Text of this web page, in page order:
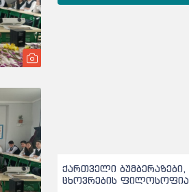
ქართველი ბუმბერაზები,
ცხოვრების ფილოსოფია